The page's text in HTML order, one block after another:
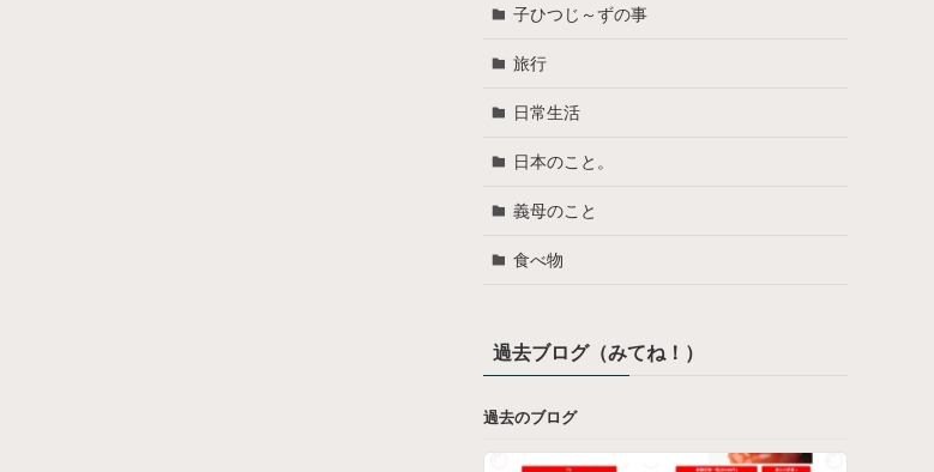
子ひつじ～ずの事
旅行
日常生活
日本のこと。
義母のこと
食べ物
過去ブログ（みてね！）
過去のブログ